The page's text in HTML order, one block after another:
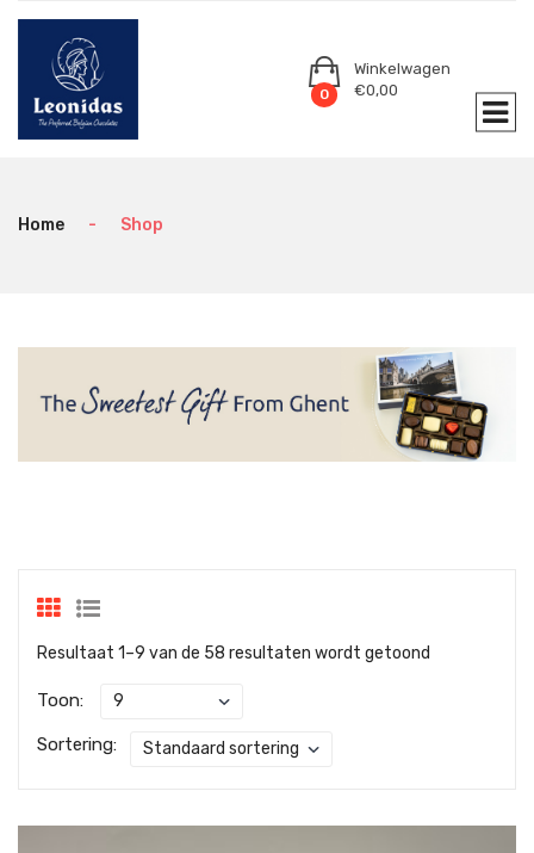
0
Winkelwagen
€0,00
Home - Shop
Resultaat 1–9 van de 58 resultaten wordt getoond
Toon:
Sortering: